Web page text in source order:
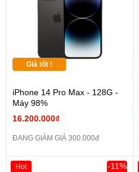
Giá tốt !
iPhone 14 Pro Max - 128G -
Máy 98%
16.200.000₫
ĐANG GIẢM GIÁ 300.000đ
-11%
Hot